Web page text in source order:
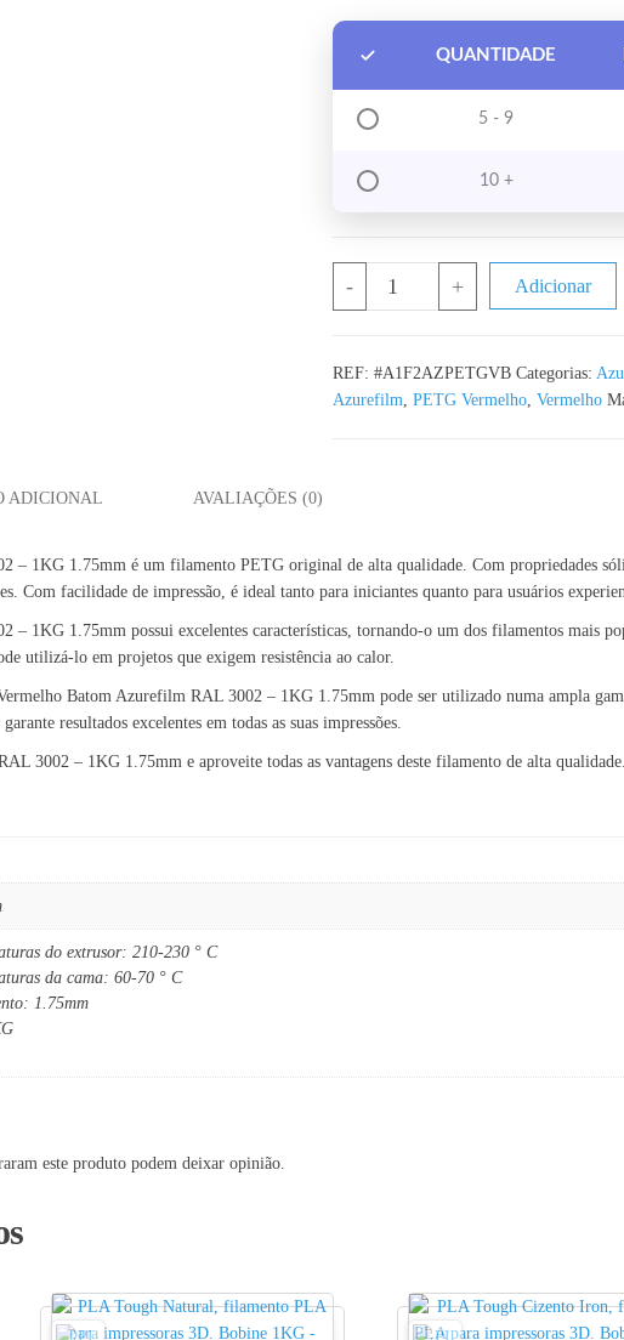
QUANTIDADE
5 - 9
10 +
- + Adicionar
REF: #A1F2AZPETGVB Categorias:
Azurefilm, PETG Vermelho, Vermelho
ADICIONAL AVALIAÇÕES (0)
1KG 1.75mm é um filamento PETG original de alta qualidade. Com propriedades
Com facilidade de impressão, é ideal tanto para iniciantes quanto para usuários
1KG 1.75mm possui excelentes características, tornando-o um dos filamentos mais
utilizá-lo em projetos que exigem resistência ao calor.
Batom Azurefilm RAL 3002 – 1KG 1.75mm pode ser utilizado numa ampla
resultados excelentes em todas as suas impressões.
3002 – 1KG 1.75mm e aproveite todas as vantagens deste filamento de alta
do extrusor: 210-230 ° C
da cama: 60-70 ° C
1.75mm
este produto podem deixar opinião.